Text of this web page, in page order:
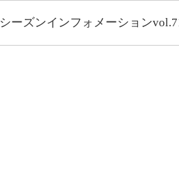
ーズンインフォメーション